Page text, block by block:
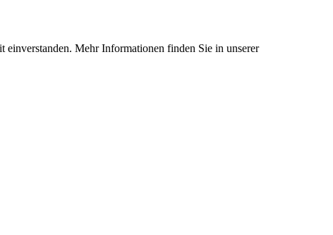
einverstanden. Mehr Informationen finden Sie in unserer